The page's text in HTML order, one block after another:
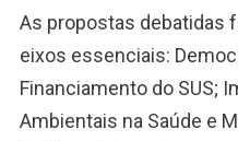
As propostas debatidas
eixos essenciais:
Financiamento do SUS;
Ambientais na Saúde e